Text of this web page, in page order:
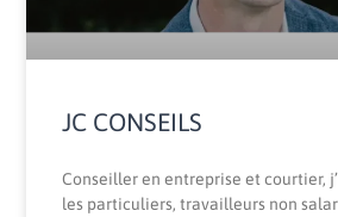
JC CONSEILS
Conseiller en entreprise et courtier,
les particuliers, travailleurs non